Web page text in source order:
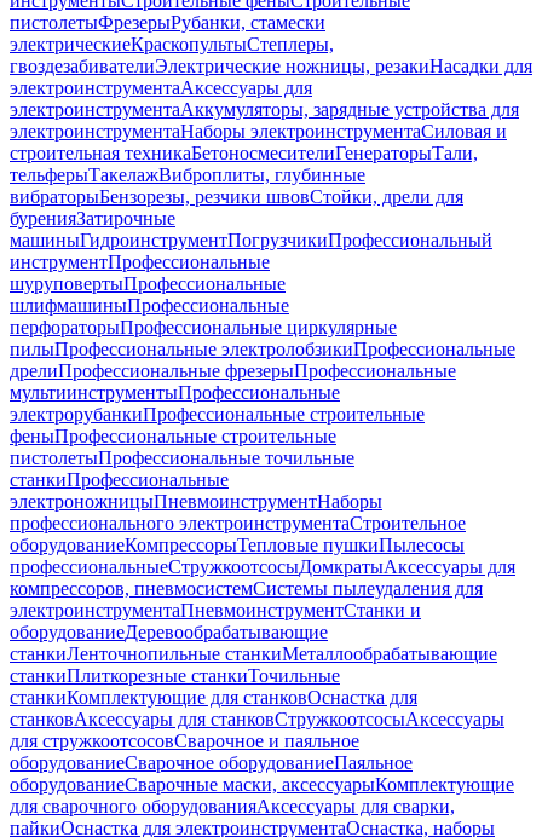
пистолетыФрезерыРубанки, стамески
электрическиеКраскопультыСтеплеры,
гвоздезабивателиЭлектрические ножницы, резакиНасадки для
электроинструментаАксессуары для
электроинструментаАккумуляторы, зарядные устройства для
электроинструментаНаборы электроинструментаСиловая и
строительная техникаБетоносмесителиГенераторыТали,
тельферыТакелажВиброплиты, глубинные
вибраторыБензорезы, резчики швовСтойки, дрели для
буренияЗатирочные
машиныГидроинструментПогрузчикиПрофессиональный
инструментПрофессиональные
шуруповертыПрофессиональные
шлифмашиныПрофессиональные
перфораторыПрофессиональные циркулярные
пилыПрофессиональные электролобзикиПрофессиональные
дрелиПрофессиональные фрезерыПрофессиональные
мультиинструментыПрофессиональные
электрорубанкиПрофессиональные строительные
феныПрофессиональные строительные
пистолетыПрофессиональные точильные
станкиПрофессиональные
электроножницыПневмоинструментНаборы
профессионального электроинструментаСтроительное
оборудованиеКомпрессорыТепловые пушкиПылесосы
профессиональныеСтружкоотсосыДомкратыАксессуары для
компрессоров, пневмосистемСистемы пылеудаления для
электроинструментаПневмоинструментСтанки и
оборудованиеДеревообрабатывающие
станкиЛенточнопильные станкиМеталлообрабатывающие
станкиПлиткорезные станкиТочильные
станкиКомплектующие для станковОснастка для
станковАксессуары для станковСтружкоотсосыАксессуары
для стружкоотсосовСварочное и паяльное
оборудованиеСварочное оборудованиеПаяльное
оборудованиеСварочные маски, аксессуарыКомплектующие
для сварочного оборудованияАксессуары для сварки,
пайкиОснастка для электроинструментаОснастка, наборы